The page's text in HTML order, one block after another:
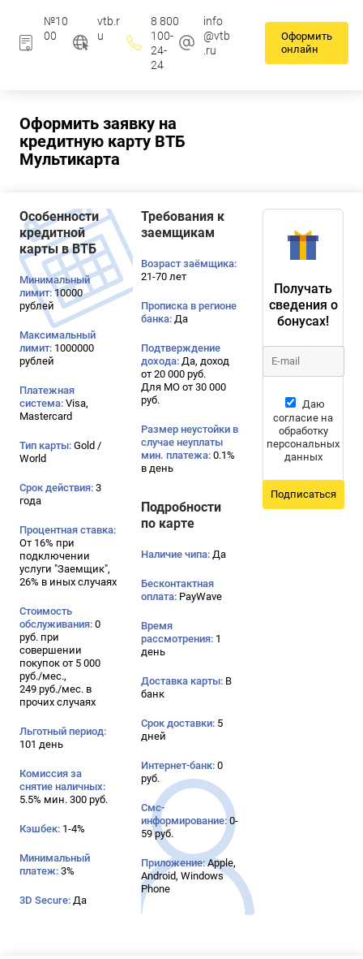
№10
00
vtb.r
u
8 800
100-
24-
24
info
@vtb
.ru
Оформить
онлайн
Оформить заявку на
кредитную карту ВТБ
Мультикарта
Особенности
кредитной
карты в ВТБ
Минимальный
лимит:10000
рублей
Максимальный
лимит: 1000000
рублей
Платежная
система: Visa,
Mastercard
Тип карты: Gold /
World
Срок действия: 3
года
Процентная ставка:
От 16% при
подключении
услуги "Заемщик",
26% в иных случаях
Стоимость
обслуживания: 0
руб. при
совершении
покупок от 5 000
руб./мес.,
249 руб./мес. в
прочих случаях
Льготный период:
101 день
Комиссия за
снятие наличных:
5.5% мин. 300 руб.
Кэшбек: 1-4%
Минимальный
платеж: 3%
3D Secure: Да
Требования к
заемщикам
Возраст заёмщика:
21-70 лет
Прописка в регионе
банка: Да
Подтверждение
дохода: Да, доход
от 20 000 руб.
Для МО от 30 000
руб.
Размер неустойки в
случае неуплаты
мин. платежа: 0.1%
в день
Подробности
по карте
Наличие чипа: Да
Бесконтактная
оплата: PayWave
Время
рассмотрения: 1
день
Доставка карты: В
банк
Срок доставки: 5
дней
Интернет-банк: 0
руб.
Смс-
информирование: 0-
59 руб.
Приложение:Apple,
Android, Windows
Phone
Получать
сведения о
бонусах!
Даю
согласие на
обработку
персональных
данных
Подписаться